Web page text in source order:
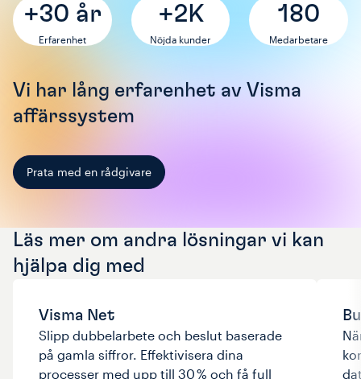
+30 år
Erfarenhet
+2K
Nöjda kunder
180
Medarbetare
Vi har lång erfarenhet av Visma
affärssystem
Prata med en rådgivare
Läs mer om andra lösningar vi kan
hjälpa dig med
Visma Net
Slipp dubbelarbete och beslut baserade
på gamla siffror. Effektivisera dina
processer med upp till 30 % och få full